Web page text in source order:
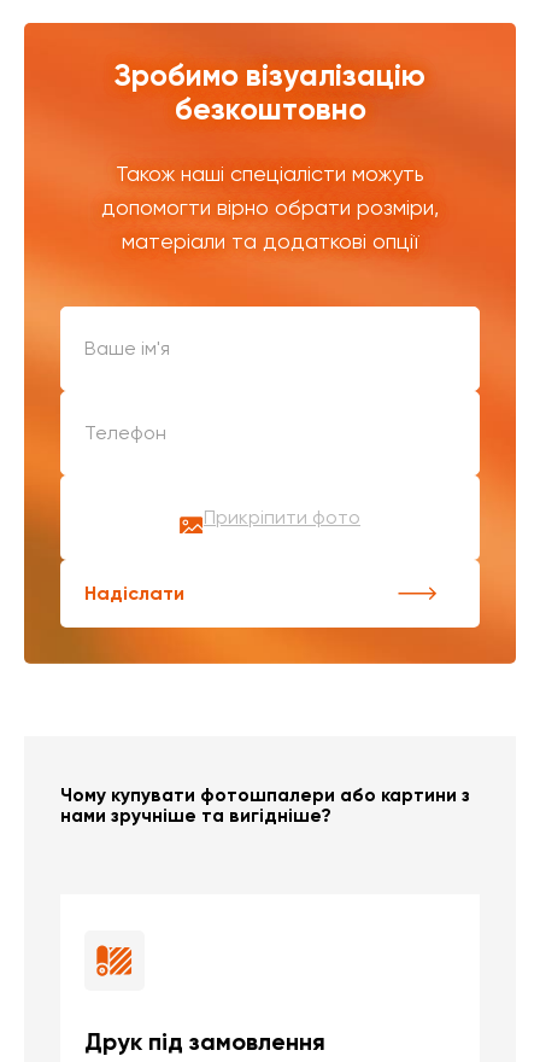
Зробимо візуалізацію
безкоштовно
Також наші спеціалісти можуть
допомогти вірно обрати розміри,
матеріали та додаткові опції
Прикріпити фото
Надіслати
Чому купувати фотошпалери або картини з
нами зручніше та вигідніше?
Друк під замовлення